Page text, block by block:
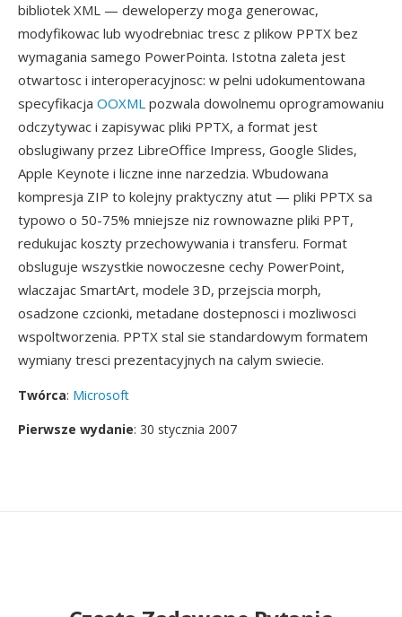
bibliotek XML — deweloperzy moga generowac,
modyfikowac lub wyodrebniac tresc z plikow PPTX bez
wymagania samego PowerPointa. Istotna zaleta jest
otwartosc i interoperacyjnosc: w pelni udokumentowana
specyfikacja OOXML pozwala dowolnemu oprogramowaniu
odczytywac i zapisywac pliki PPTX, a format jest
obslugiwany przez LibreOffice Impress, Google Slides,
Apple Keynote i liczne inne narzedzia. Wbudowana
kompresja ZIP to kolejny praktyczny atut — pliki PPTX sa
typowo o 50-75% mniejsze niz rownowazne pliki PPT,
redukujac koszty przechowywania i transferu. Format
obsluguje wszystkie nowoczesne cechy PowerPoint,
wlaczajac SmartArt, modele 3D, przejscia morph,
osadzone czcionki, metadane dostepnosci i mozliwosci
wspoltworzenia. PPTX stal sie standardowym formatem
wymiany tresci prezentacyjnych na calym swiecie.
Twórca: Microsoft
Pierwsze wydanie: 30 stycznia 2007